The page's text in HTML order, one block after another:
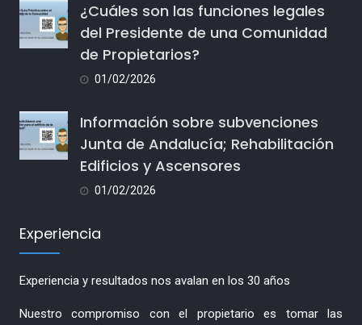
¿Cuáles son las funciones legales
del Presidente de una Comunidad
de Propietarios?
01/02/2026
Información sobre subvenciones
Junta de Andalucía; Rehabilitación
Edificios y Ascensores
01/02/2026
Experiencia
Experiencia y resultados nos avalan en los 30 años
Nuestro compromiso con el propietario es tomar las